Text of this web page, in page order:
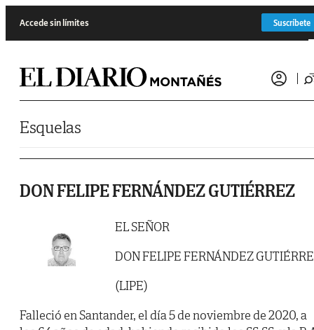
Accede sin límites Suscríbete
Esquelas
DON FELIPE FERNÁNDEZ GUTIÉRREZ
EL SEÑOR
DON FELIPE FERNÁNDEZ
(LIPE)
Falleció en Santander, el día 5 de noviembre de 2020, a